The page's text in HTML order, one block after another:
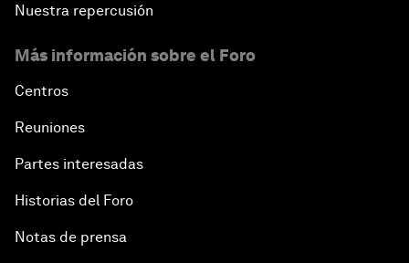
Nuestra repercusión
Más información sobre el Foro
Centros
Reuniones
Partes interesadas
Historias del Foro
Notas de prensa